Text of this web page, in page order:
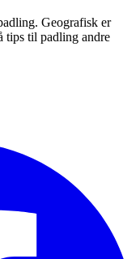
Geografisk er
tips til padling andre